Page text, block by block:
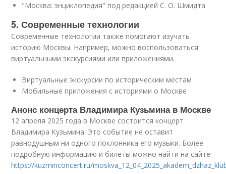
"Москва: энциклопедия" под редакцией С. О. Шмидта
5. Современные технологии
Современные технологии также помогают изучать
историю Москвы. Например, можно воспользоваться
виртуальными экскурсиями или приложениями.
Виртуальные экскурсии по историческим местам
Мобильные приложения с историями о Москве
Анонс концерта Владимира Кузьмина в Москве
12 апреля 2025 года в Москве состоится концерт
Владимира Кузьмина. Это событие не оставит
равнодушным ни одного поклонника его музыки. Более
подробную информацию и билеты можно найти на сайте:
https://kuzminconcert.ru/